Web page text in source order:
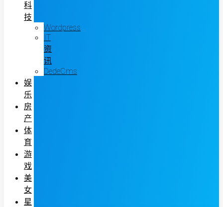
科
技
Wordpress
IT
资
讯
DedeCms
娱
乐
房
产
体
育
游
戏
美
女
星